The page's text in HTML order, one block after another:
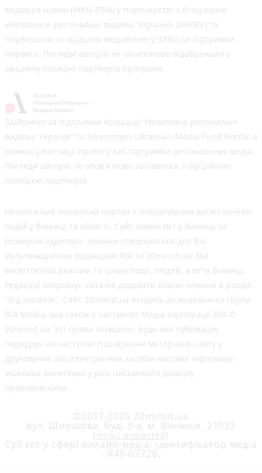
видавців новин (WAN-IFRA) у партнерстві з Асоціацією
«Незалежні регіональні видавці України» (АНРВУ) та
Норвезькою асоціацією медіабізнесу (MBL) за підтримки
Норвегії. Погляди авторів не обов’язково відображають
офіційну позицію партнерів програми.
Здійснено за підтримки Асоціації “Незалежні регіональні
видавці України” та Foreningen Ukrainian Media Fund Nordic в
рамках реалізації проєкту Хаб підтримки регіональних медіа.
Погляди авторів не обов'язково збігаються з офіційною
позицією партнерів
Незалежний новинний портал з оперативним висвітленням
подій у Вінниці та області. Сайт новин №1 у Вінниці за
розміром аудиторії. Новини створюються для Вас
мультимедійною редакцією RIA та 20minut.ua. Ми
висвітлюємо важливі та цікаві події, людей, життя Вінниці.
Редакція запрошує читачів додавати власні новини в розділ
"Від читачів". Сайт 20minut.ua входить до видавничої групи
RIA Media, яка також є частиною Медіа корпорації RIA ©
20minut.ua. Усі права захищені. Будь-яка публiкацiя,
передрук чи наступне поширення матеріалів сайту у
друкованих або електронних засобах масової інформації
можлива винятково у разі письмового дозволу
правовласника.
©2017-2025 20minut.ua
вул. Ширшова, буд. 3-а, м. Вінниця, 21032
[email protected]
Cуб'єкт у сфері онлайн-медіа; ідентифікатор медіа
- R40-02726.